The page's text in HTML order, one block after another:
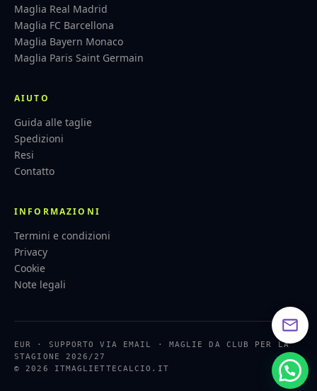
Maglia Real Madrid
Maglia FC Barcellona
Maglia Bayern Monaco
Maglia Paris Saint Germain
AIUTO
Guida alle taglie
Spedizioni
Resi
Contatto
INFORMAZIONI
Termini e condizioni
Privacy
Cookie
Note legali
EUR · SUPPORTO VIA EMAIL · MAGLIE DA CLUB PER LA
STAGIONE 2026/27
© 2026 ITMAGLIETTECALCIO.IT